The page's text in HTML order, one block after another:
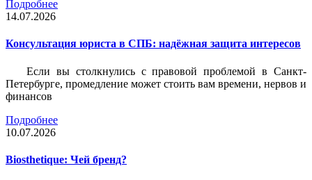
Подробнее
14.07.2026
Консультация юриста в СПБ: надёжная защита интересов
Если вы столкнулись с правовой проблемой в Санкт-
Петербурге, промедление может стоить вам времени, нервов и
финансов
Подробнее
10.07.2026
Biosthetique: Чей бренд?